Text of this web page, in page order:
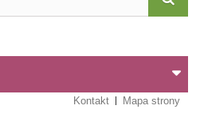
Kontakt Mapa strony